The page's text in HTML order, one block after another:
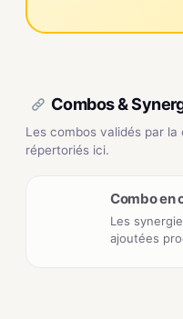
Combos &
Les combos validés par
répertoriés ici.
Combo en
Les
ajoutées